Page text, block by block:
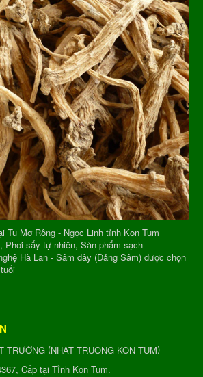
Tu Mơ Rông - Ngọc Linh tỉnh Kon Tum
Phơi sấy tự nhiên, Sản phẩm sạch
Hà Lan - Sâm dây (Đảng Sâm) được chọn
TRƯỜNG (NHAT TRUONG KON TUM)
Cấp tại Tỉnh Kon Tum.